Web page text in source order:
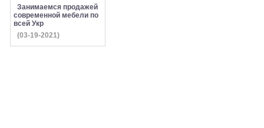
Занимаемся продажей
современной мебели по
всей Укр
(03-19-2021)